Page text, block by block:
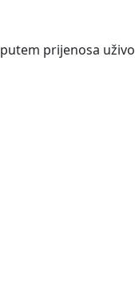
prijenosa